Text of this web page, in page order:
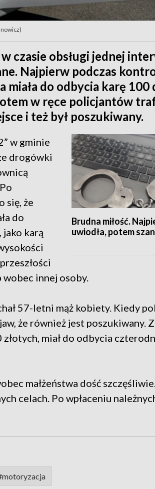
czasie obsługi jednej
Najpierw podczas
do odbycia karę 100
w ręce policjantów
i też był poszukiwany.
Brudna miłość.
uwiodła, potem
w gminie
drogówki
się, że
do
karą
wobec innej osoby.
57-letni mąż kobiety. Kiedy
że również jest poszukiwany.
miał do odbycia
małżeństwa dość
celach. Po wpłaceniu